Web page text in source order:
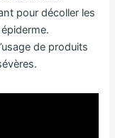
pour décoller les
de produits